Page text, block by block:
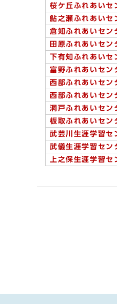
桜ケ丘ふれあいセ
鮎之瀬ふれあいセ
倉知ふれあいセン
田原ふれあいセン
下有知ふれあいセ
富野ふれあいセン
西部ふれあいセン
西部ふれあいセン
洞戸ふれあいセン
板取ふれあいセン
武芸川生涯学習セ
武儀生涯学習セン
上之保生涯学習セ